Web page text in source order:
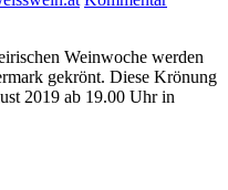
Weinwoche werden
gekrönt. Diese Krönung
2019 ab 19.00 Uhr in